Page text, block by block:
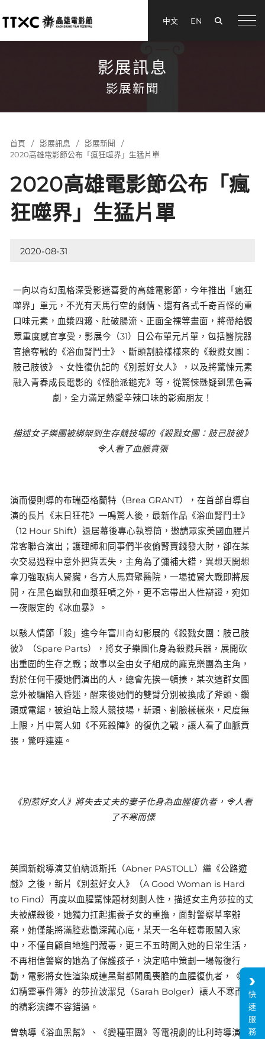
中文 EN
影展訊息
影展新聞
首頁 影展訊息
影展新聞
2020高雄電影節公布「瘋狂噬界」生猛片單
2020高雄電影節公布「瘋
狂噬界」生猛片單
2020-08-31
一向以奇幻風格深受影迷喜愛的高雄電影節，今年推出「瘋狂
噬界」單元，不光有天馬行空的劇情、還有各式千奇百怪的重
口味元素，血漿四濺、肚破腸流、正面全裸等畫面，將帶給觀
眾重度感官享受，影展今（31）日公布單元片單，包括醫院器
官搶奪戰的《浴血腎鬥士》、斷頭割臉樣樣來的《殺戮女團：
肢己肢彼》、女性復仇記的《別惹好女人》，以及將驚悚元素
融入青春成長電影的《怪胎派鎚克》等，從驚悚懸疑到黑色喜
劇，全力滿足熱愛辛辣口味的影痴朋友！
描述女子樂團被綁架到生存競技場的《殺戮女團：肢己肢彼》
令人看了血脈賁張
演而優則導的布瑞亞格蘭特（Brea GRANT），在首部自導自
演的長片《末日狂花》一鳴驚人後，最新作品《浴血腎鬥士》
（12 Hour Shift）退居幕後專心執導筒，邀請眾家美國血腥片
常客聯合演出；護理師和同事們半夜偷腎賣錢發大財，卻在某
次交易過程中意外把貨丟失，主角為了彌補大錯，異想天開想
拿刀強取病人腎臟，各方人馬齊聚醫院，一場搶腎大戰即將展
開，在黑色幽默和血漿狂噴之外，更不忘帶出人性辯證，宛如
一夜限定的《冰血暴》。
以駭人情節「殺」進今年富川奇幻影展的《殺戮女團：肢己肢
彼》（Spare Parts），將女子樂團化身為殺戮兵器，展開砍
出重圍的生存之戰；故事以全由女子組成的龐克樂團為主角，
對於任何干擾她們演出的人，總會先挨一頓揍，某次這群女團
意外被騙陷入昏迷，醒來後她們的雙臂分別被換成了斧頭、鑽
頭或電鋸，被迫站上殺人競技場，斬頭、割臉樣樣來，尺度無
上限，片中驚人如《不死殺陣》的復仇之戰，讓人看了血脈賁
張，驚呼連連。
《別惹好女人》將失去丈夫的妻子化身為血腥復仇者，令人看
了不寒而慄
英國新銳導演艾伯納派斯托（Abner PASTOLL）繼《公路遊
戲》之後，新片《別惹好女人》（A Good Woman is Hard
to Find）再度以血腥驚悚題材刻劃人性，描述女主角莎拉的丈
夫被謀殺後，她獨力扛起撫養子女的重擔，面對警察草率辦
案，她僅能將滿腔悲慟深藏心底，某天一名年輕毒販闖入家
中，不僅自顧自地進門藏毒，更三不五時闖入她的日常生活，
不再相信警察的她為了保護孩子，決定暗中策劃一場報復行
動，電影將女性渲染成連黑幫都聞風喪膽的血腥復仇者，《奇
幻精靈事件簿》的莎拉波潔兒（Sarah Bolger）讓人不寒而慄
的精彩演繹不容錯過。
曾執導《浴血黑幫》、《變種軍團》等電視劇的比利時導演提
快
速
服
務